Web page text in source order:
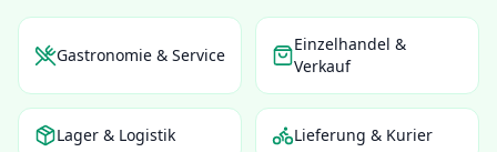
Gastronomie & Service
Einzelhandel &
Verkauf
Lager & Logistik Lieferung & Kurier